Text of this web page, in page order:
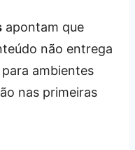
apontam que
não entrega
ambientes
nas primeiras